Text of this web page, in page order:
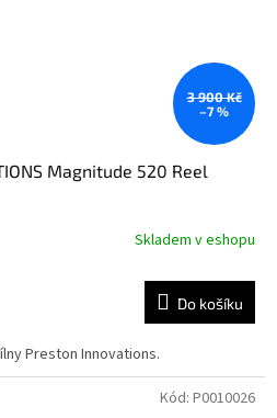
3 900 Kč
–7 %
Magnitude 520 Reel
Skladem v eshopu
Do košíku
Preston Innovations.
Kód: P0010026